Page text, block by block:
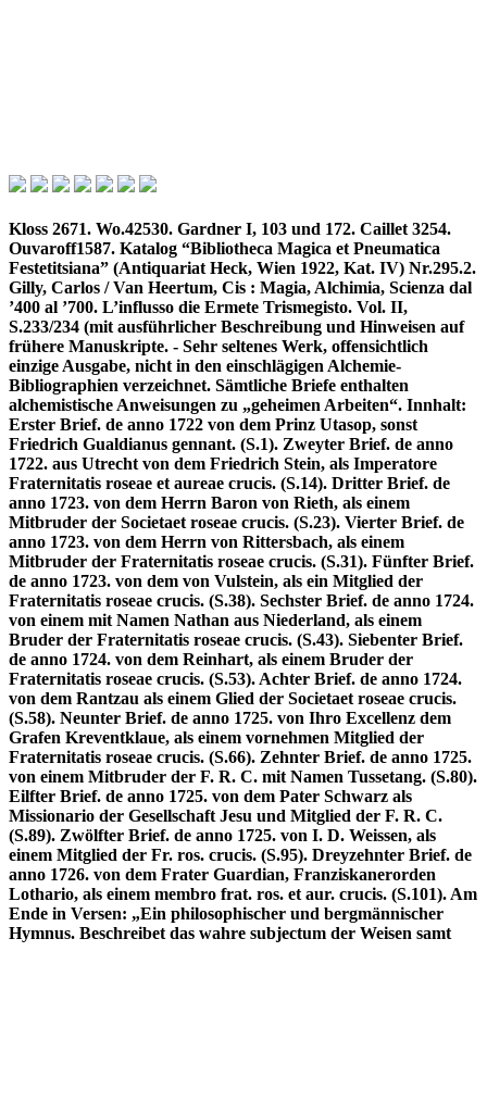
Kloss 2671. Wo.42530. Gardner I, 103 und 172. Caillet 3254.
Ouvaroff1587. Katalog “Bibliotheca Magica et Pneumatica
Festetitsiana” (Antiquariat Heck, Wien 1922, Kat. IV) Nr.295.2.
Gilly, Carlos / Van Heertum, Cis : Magia, Alchimia, Scienza dal
’400 al ’700. L’influsso die Ermete Trismegisto. Vol. II,
S.233/234 (mit ausführlicher Beschreibung und Hinweisen auf
frühere Manuskripte. - Sehr seltenes Werk, offensichtlich
einzige Ausgabe, nicht in den einschlägigen Alchemie-
Bibliographien verzeichnet. Sämtliche Briefe enthalten
alchemistische Anweisungen zu „geheimen Arbeiten“. Innhalt:
Erster Brief. de anno 1722 von dem Prinz Utasop, sonst
Friedrich Gualdianus gennant. (S.1). Zweyter Brief. de anno
1722. aus Utrecht von dem Friedrich Stein, als Imperatore
Fraternitatis roseae et aureae crucis. (S.14). Dritter Brief. de
anno 1723. von dem Herrn Baron von Rieth, als einem
Mitbruder der Societaet roseae crucis. (S.23). Vierter Brief. de
anno 1723. von dem Herrn von Rittersbach, als einem
Mitbruder der Fraternitatis roseae crucis. (S.31). Fünfter Brief.
de anno 1723. von dem von Vulstein, als ein Mitglied der
Fraternitatis roseae crucis. (S.38). Sechster Brief. de anno 1724.
von einem mit Namen Nathan aus Niederland, als einem
Bruder der Fraternitatis roseae crucis. (S.43). Siebenter Brief.
de anno 1724. von dem Reinhart, als einem Bruder der
Fraternitatis roseae crucis. (S.53). Achter Brief. de anno 1724.
von dem Rantzau als einem Glied der Societaet roseae crucis.
(S.58). Neunter Brief. de anno 1725. von Ihro Excellenz dem
Grafen Kreventklaue, als einem vornehmen Mitglied der
Fraternitatis roseae crucis. (S.66). Zehnter Brief. de anno 1725.
von einem Mitbruder der F. R. C. mit Namen Tussetang. (S.80).
Eilfter Brief. de anno 1725. von dem Pater Schwarz als
Missionario der Gesellschaft Jesu und Mitglied der F. R. C.
(S.89). Zwölfter Brief. de anno 1725. von I. D. Weissen, als
einem Mitglied der Fr. ros. crucis. (S.95). Dreyzehnter Brief. de
anno 1726. von dem Frater Guardian, Franziskanerorden
Lothario, als einem membro frat. ros. et aur. crucis. (S.101). Am
Ende in Versen: „Ein philosophischer und bergmännischer
Hymnus. Beschreibet das wahre subjectum der Weisen samt